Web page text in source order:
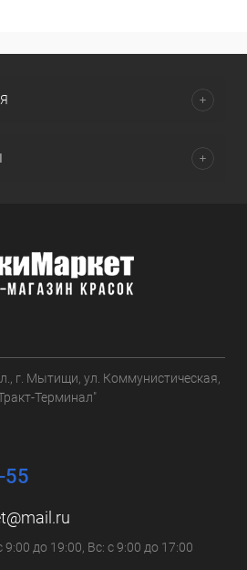
г. Мытищи, ул. Коммунистическая,
Терминал"
55
до 19:00, Вс: с 9:00 до 17:00